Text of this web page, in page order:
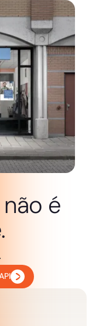
é